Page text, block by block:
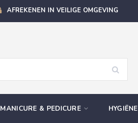
AFREKENEN IN VEILIGE OMGEVING
MANICURE & PEDICURE HYGIËNE